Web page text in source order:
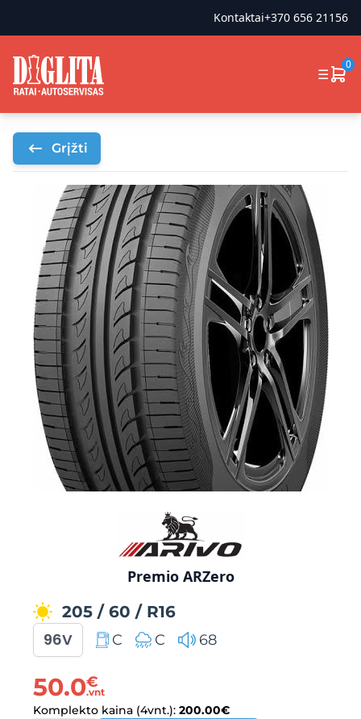
Kontaktai+370 656 21156
☰
0
Grįžti
Premio ARZero
205/ 60 / R16
96V C C 68
50.0€
.vnt
Komplekto kaina (4vnt.): 200.00€